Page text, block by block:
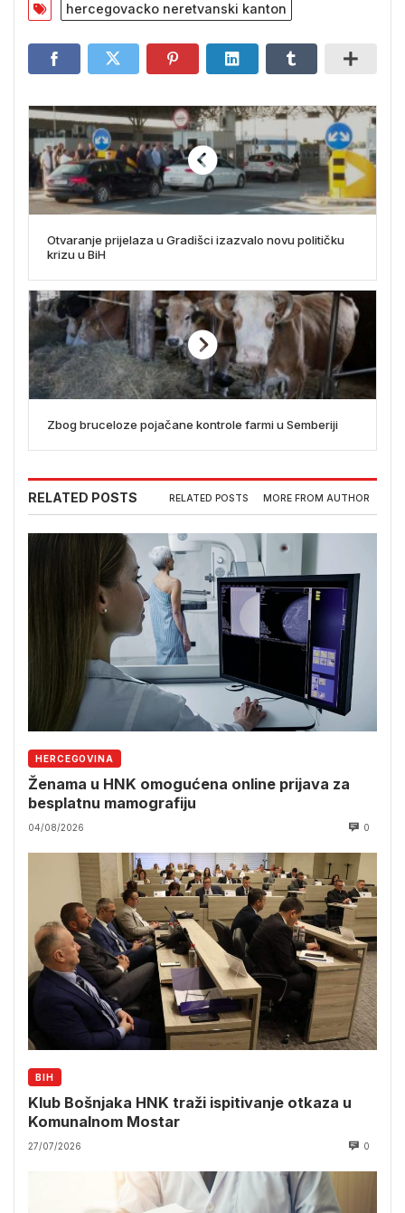
hercegovacko neretvanski kanton
Otvaranje prijelaza u Gradišci izazvalo novu političku
krizu u BiH
Zbog bruceloze pojačane kontrole farmi u Semberiji
RELATED POSTS RELATED POSTS MORE FROM AUTHOR
HERCEGOVINA
Ženama u HNK omogućena online prijava za
besplatnu mamografiju
04/08/2026 0
BIH
Klub Bošnjaka HNK traži ispitivanje otkaza u
Komunalnom Mostar
27/07/2026 0